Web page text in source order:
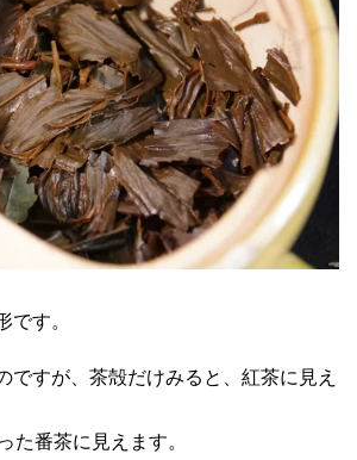
です。
ですが、茶殻だけみると、紅茶に見え
た番茶に見えます。